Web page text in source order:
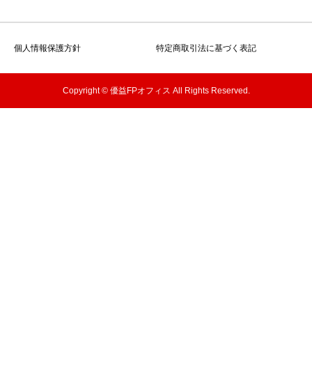
個人情報保護方針 特定商取引法に基づく表記
Copyright © 優益FPオフィス All Rights Reserved.